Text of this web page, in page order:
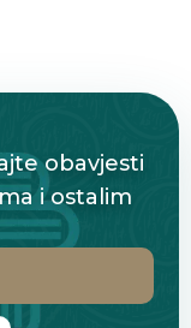
obavjesti
i ostalim